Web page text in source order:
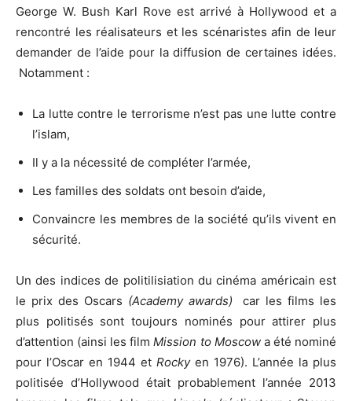
George W. Bush Karl Rove est arrivé à Hollywood et a
rencontré les réalisateurs et les scénaristes afin de leur
demander de l’aide pour la diffusion de certaines idées.
Notamment :
La lutte contre le terrorisme n’est pas une lutte contre
l’islam,
Il y a la nécessité de compléter l’armée,
Les familles des soldats ont besoin d’aide,
Convaincre les membres de la société qu’ils vivent en
sécurité.
Un des indices de politilisiation du cinéma américain est
le prix des Oscars (Academy awards) car les films les
plus politisés sont toujours nominés pour attirer plus
d’attention (ainsi les filmMission to Moscow a été nominé
pour l’Oscar en 1944 et Rockyen 1976). L’année la plus
politisée d’Hollywood était probablement l’année 2013